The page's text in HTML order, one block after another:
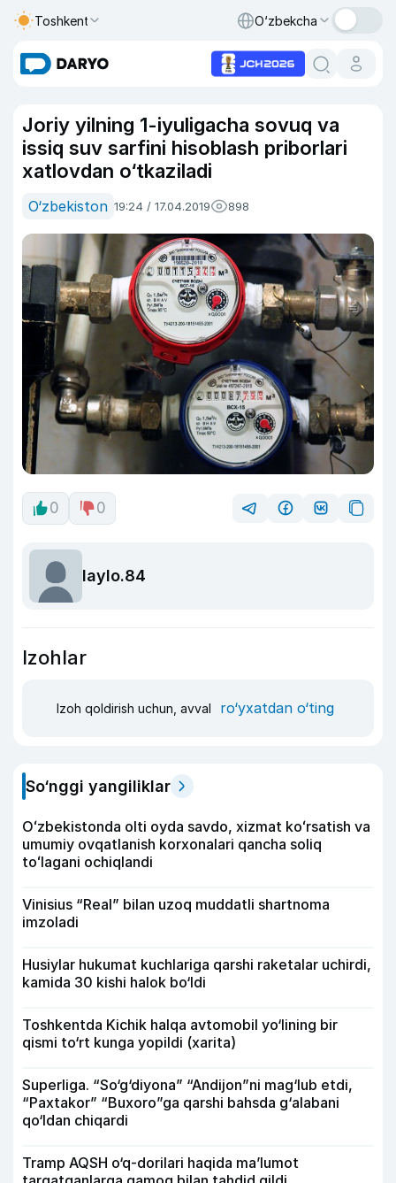
Toshkent O‘zbekcha
Joriy yilning 1-iyuligacha sovuq va
issiq suv sarfini hisoblash priborlari
xatlovdan o‘tkaziladi
O‘zbekiston 19:24 / 17.04.2019 898
0 0
laylo.84
Izohlar
Izoh qoldirish uchun, avval ro‘yxatdan o‘ting
So‘nggi yangiliklar
Oʻzbekistonda olti oyda savdo, xizmat koʻrsatish va
umumiy ovqatlanish korxonalari qancha soliq
toʻlagani ochiqlandi
Vinisius “Real” bilan uzoq muddatli shartnoma
imzoladi
Husiylar hukumat kuchlariga qarshi raketalar uchirdi,
kamida 30 kishi halok bo‘ldi
Toshkentda Kichik halqa avtomobil yo‘lining bir
qismi to‘rt kunga yopildi (xarita)
Superliga. “So‘g‘diyona” “Andijon”ni mag‘lub etdi,
“Paxtakor” “Buxoro”ga qarshi bahsda g‘alabani
qo‘ldan chiqardi
Tramp AQSH o‘q-dorilari haqida ma’lumot